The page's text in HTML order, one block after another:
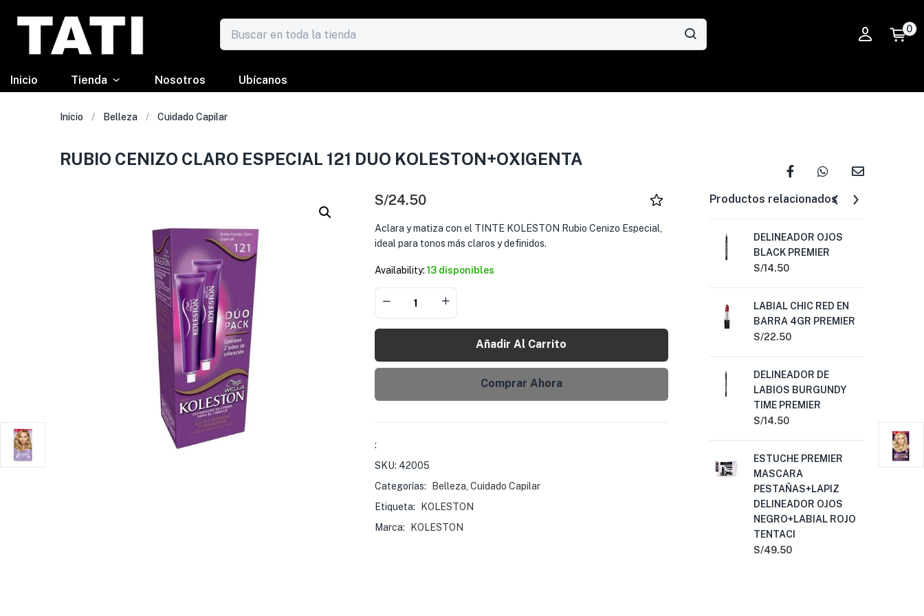
0
Inicio Tienda Nosotros Ubícanos
Inicio Belleza Cuidado Capilar
RUBIO CENIZO CLARO ESPECIAL 121 DUO KOLESTON+OXIGENTA
S/24.50
Aclara y matiza con el TINTE KOLESTON Rubio Cenizo Especial,
ideal para tonos más claros y definidos.
Availability: 13 disponibles
Añadir Al Carrito
Comprar Ahora
:
SKU: 42005
Categorías:
Belleza Cuidado Capilar
Etiqueta:
KOLESTON
Marca:
KOLESTON
Productos relacionados
DELINEADOR OJOS
BLACK PREMIER
S/14.50
LABIAL CHIC RED EN
BARRA 4GR PREMIER
S/22.50
DELINEADOR DE
LABIOS BURGUNDY
TIME PREMIER
S/14.50
ESTUCHE PREMIER
MASCARA
PESTAÑAS+LAPIZ
DELINEADOR OJOS
NEGRO+LABIAL ROJO
TENTACI
S/49.50
S/